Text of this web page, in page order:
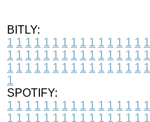
BITLY:
1 1 1 1 1 1 1 1 1 1 1 1 1 1 1 1
1 1 1 1 1 1 1 1 1 1 1 1 1 1 1 1
1 1 1 1 1 1 1 1 1 1 1 1 1 1 1 1
1
SPOTIFY:
1 1 1 1 1 1 1 1 1 1 1 1 1 1 1 1
1 1 1 1 1 1 1 1 1 1 1 1 1 1 1 1